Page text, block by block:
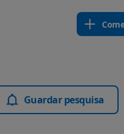
Guardar pesquisa